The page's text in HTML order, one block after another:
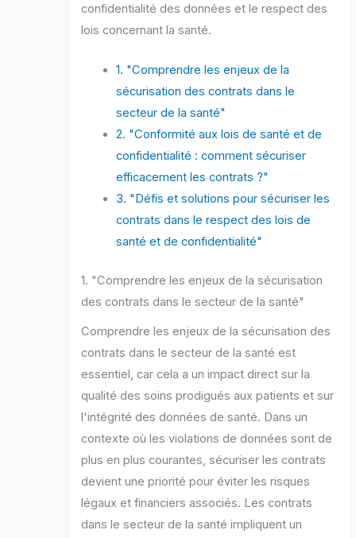
confidentialité des données et le respect des
lois concernant la santé.
1. "Comprendre les enjeux de la
sécurisation des contrats dans le
secteur de la santé"
2. "Conformité aux lois de santé et de
confidentialité : comment sécuriser
efficacement les contrats ?"
3. "Défis et solutions pour sécuriser les
contrats dans le respect des lois de
santé et de confidentialité"
1. "Comprendre les enjeux de la sécurisation
des contrats dans le secteur de la santé"
Comprendre les enjeux de la sécurisation des
contrats dans le secteur de la santé est
essentiel, car cela a un impact direct sur la
qualité des soins prodigués aux patients et sur
l'intégrité des données de santé. Dans un
contexte où les violations de données sont de
plus en plus courantes, sécuriser les contrats
devient une priorité pour éviter les risques
légaux et financiers associés. Les contrats
dans le secteur de la santé impliquent un